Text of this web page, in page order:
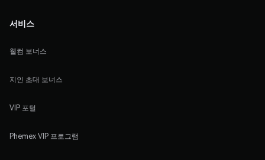
서비스
웰컴 보너스
지인 초대 보너스
VIP 포털
Phemex VIP 프로그램